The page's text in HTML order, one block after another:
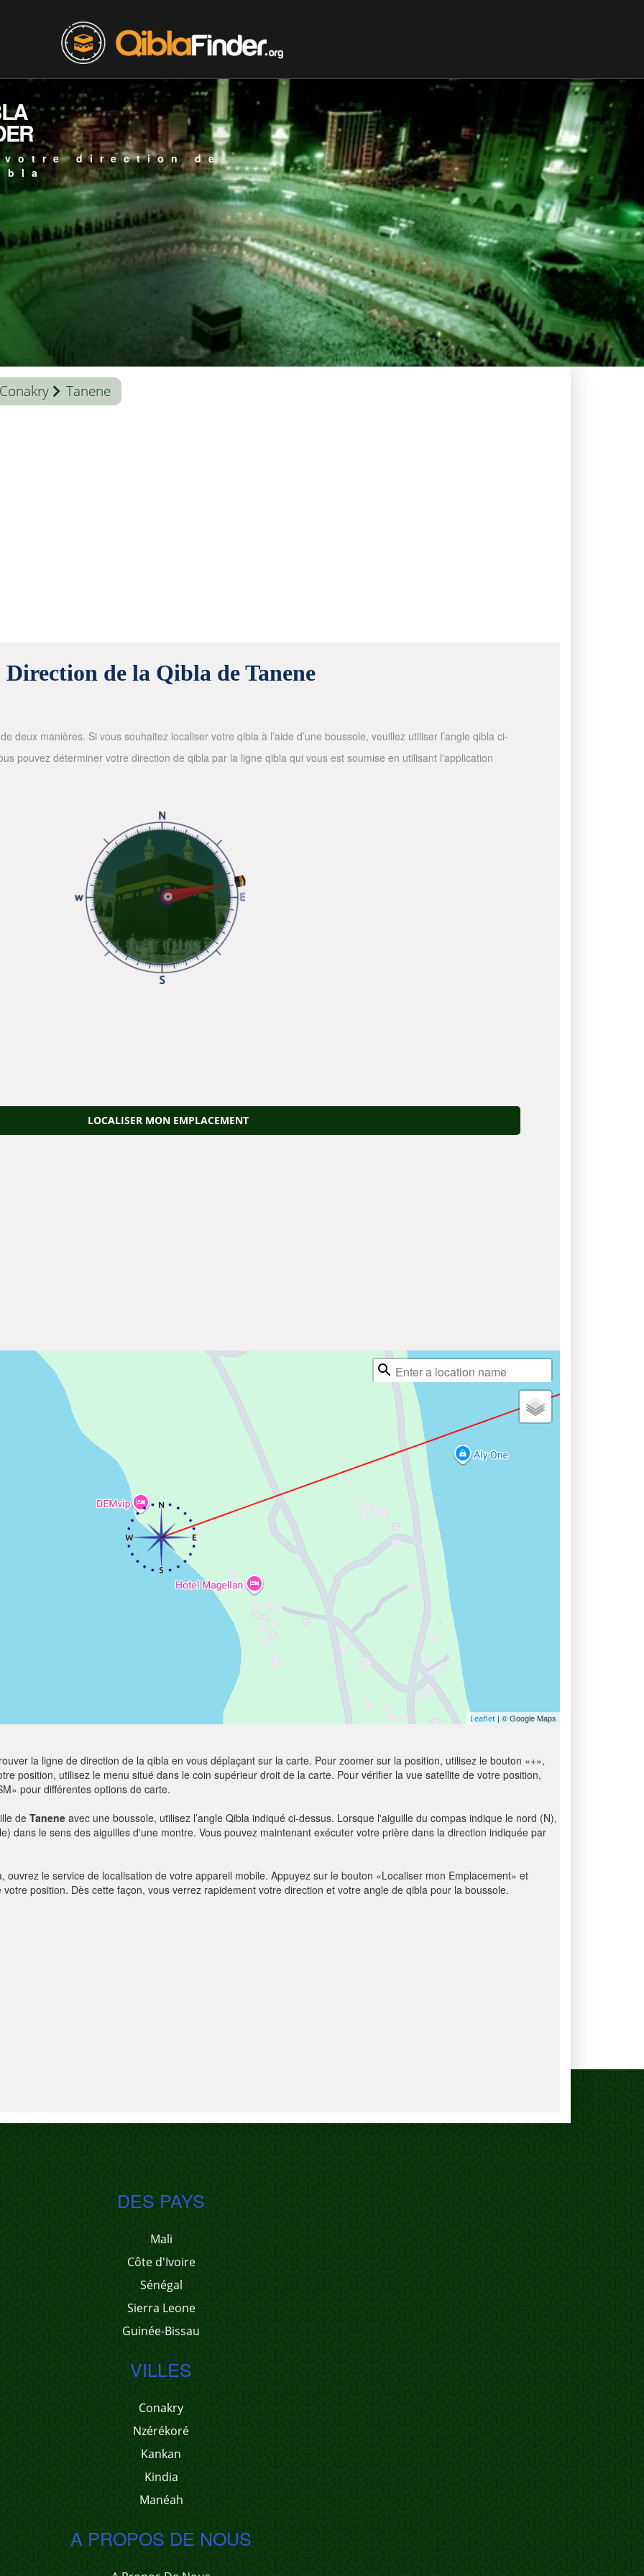
votre direction de
Conakry Tanene
Direction de la Qibla de Tanene
deux manières. Si vous souhaitez localiser votre qibla à l’aide d’une boussole, veuillez utiliser l’angle qibla ci-
pouvez déterminer votre direction de qibla par la ligne qibla qui vous est soumise en utilisant l'application
LOCALISER MON EMPLACEMENT
Leaflet | © Google Maps
la ligne de direction de la qibla en vous déplaçant sur la carte. Pour zoomer sur la position, utilisez le bouton «+»,
position, utilisez le menu situé dans le coin supérieur droit de la carte. Pour vérifier la vue satellite de votre position,
pour différentes options de carte.
de Tanene avec une boussole, utilisez l’angle Qibla indiqué ci-dessus. Lorsque l'aiguille du compas indique le nord (N),
dans le sens des aiguilles d'une montre. Vous pouvez maintenant exécuter votre prière dans la direction indiquée par
le service de localisation de votre appareil mobile. Appuyez sur le bouton «Localiser mon Emplacement» et
position. Dès cette façon, vous verrez rapidement votre direction et votre angle de qibla pour la boussole.
DES PAYS
Mali
Côte d'Ivoire
Sénégal
Sierra Leone
Guinée-Bissau
VILLES
Conakry
Nzérékoré
Kankan
Kindia
Manéah
A PROPOS DE NOUS